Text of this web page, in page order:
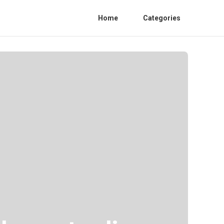
Home Categories